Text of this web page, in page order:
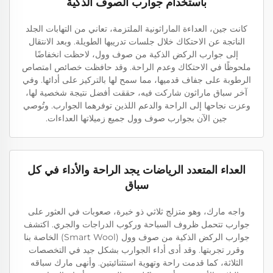
كانت جين، العداءة الماراثونية الملتزمة، تعاني من التهابات الجلد
الناتجة عن الاحتكاك خلال جلسات تدريبها الطويلة. وبعد الانتقال
إلى جوارب الركض الذكية من صوف وول، لاحظت انخفاضًا
ملحوظًا في الاحتكاك وعدم الراحة. وقد حافظت خصائص امتصاص
الرطوبة على جفاف قدميها، مما سمح لها بالتركيز على أدائها. وفي
آخر سباق ماراثون شاركت فيه، حققت أفضل نتيجة شخصية لها،
وعزت نجاحها إلى الراحة والدعم اللذين توفرهما الجوارب. وتُوصي
جين الآن بجوارب صوف وول جميع زميلاتها العداءات.
العداء المتعدد الرياضات يجد الراحة والأداء في كل
سباق
واجه مارك، وهو متزلج ثلاثي ذو خبرة، صعوبات في العثور على
جوارب تتحمل ظروف السباحة وركوب الدراجات والجري. اكتشف
جوارب الركض الذكية من صوف وول (Smart Wool) الخاصة بنا
وقرر تجربتها. وقد أدى أداء الجوارب بشكل جيد في التخصصات
الثلاثة، كما قدمت راحة وتهوية استثنائيتين. وأنهى مارك سباقه